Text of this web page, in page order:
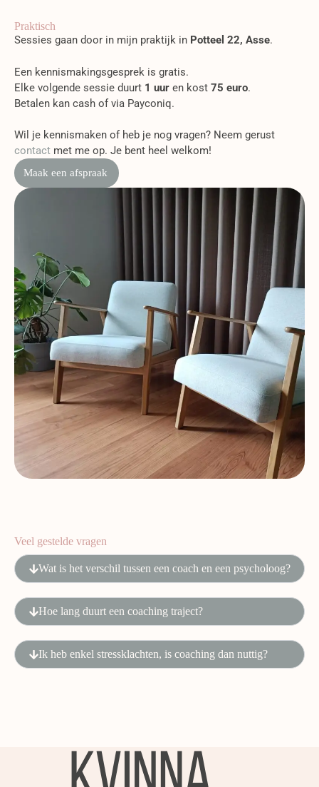
Praktisch
Sessies gaan door in mijn praktijk in Potteel 22, Asse.
Een kennismakingsgesprek is gratis.
Elke volgende sessie duurt 1 uur en kost 75 euro.
Betalen kan cash of via Payconiq.
Wil je kennismaken of heb je nog vragen? Neem gerust
contact met me op. Je bent heel welkom!
Maak een afspraak
Veel gestelde vragen
Wat is het verschil tussen een coach en een psycholoog?
Hoe lang duurt een coaching traject?
Ik heb enkel stressklachten, is coaching dan nuttig?